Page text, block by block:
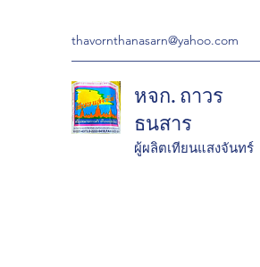
thavornthanasarn@yahoo.com
หจก. ถาวร
ธนสาร
ผู้ผลิตเทียนแสงจันทร์